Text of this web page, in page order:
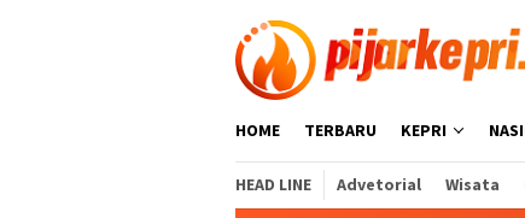
HOME TERBARU KEPRI
HEAD LINE Advetorial Wisata